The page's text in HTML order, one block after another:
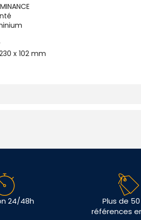
x 102 mm
24/48h
Plus de
références